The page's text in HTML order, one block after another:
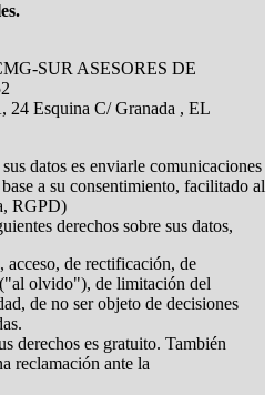
SUR ASESORES DE
Esquina C/ Granada , EL
datos es enviarle comunicaciones
a su consentimiento, facilitado al
RGPD)
derechos sobre sus datos,
de rectificación, de
olvido"), de limitación del
de no ser objeto de decisiones
derechos es gratuito. También
reclamación ante la